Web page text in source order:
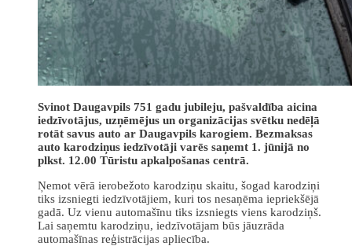
Svinot Daugavpils 751 gadu jubileju, pašvaldība aicina
iedzīvotājus, uzņēmējus un organizācijas svētku nedēļā
rotāt savus auto ar Daugavpils karogiem. Bezmaksas
auto karodziņus iedzīvotāji varēs saņemt 1. jūnijā no
plkst. 12.00 Tūristu apkalpošanas centrā.
Ņemot vērā ierobežoto karodziņu skaitu, šogad karodziņi
tiks izsniegti iedzīvotājiem, kuri tos nesaņēma iepriekšējā
gadā. Uz vienu automašīnu tiks izsniegts viens karodziņš.
Lai saņemtu karodziņu, iedzīvotājam būs jāuzrāda
automašīnas reģistrācijas apliecība.